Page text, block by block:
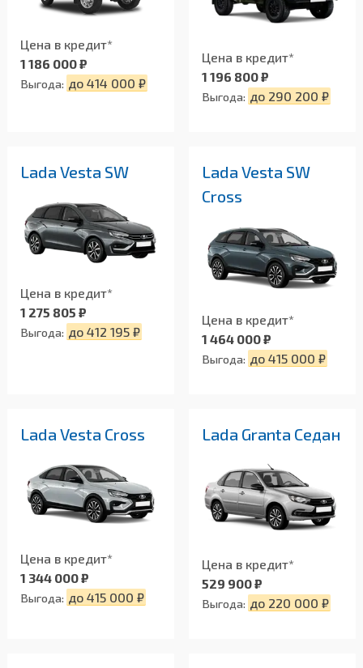
Цена в кредит*
1 186 000 ₽
Выгода: до 414 000 ₽
Цена в кредит*
1 196 800 ₽
Выгода: до 290 200 ₽
Lada Vesta SW
Цена в кредит*
1 275 805 ₽
Выгода: до 412 195 ₽
Lada Vesta SW
Cross
Цена в кредит*
1 464 000 ₽
Выгода: до 415 000 ₽
Lada Vesta Cross
Цена в кредит*
1 344 000 ₽
Выгода: до 415 000 ₽
Lada Granta Седан
Цена в кредит*
529 900 ₽
Выгода: до 220 000 ₽